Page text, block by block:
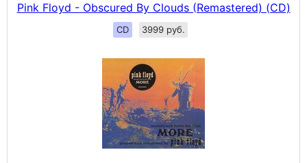
Pink Floyd - Obscured By Clouds (Remastered) (CD)
CD 3999 руб.